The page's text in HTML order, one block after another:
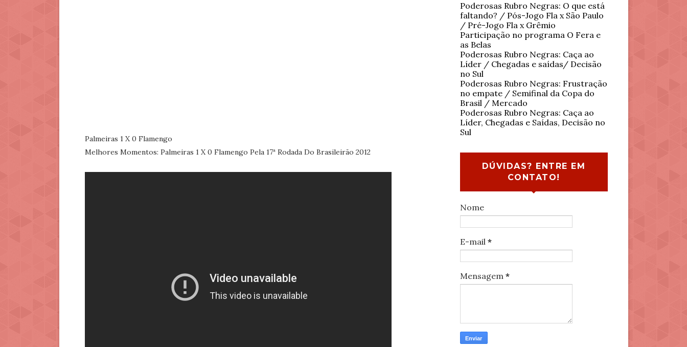
Palmeiras 1 X 0 Flamengo
Melhores Momentos: Palmeiras 1 X 0 Flamengo Pela 17ª Rodada Do Brasileirão 2012
Poderosas Rubro Negras: O que está
faltando? / Pós-Jogo Fla x São Paulo
/ Pré-Jogo Fla x Grêmio
Participação no programa O Fera e
as Belas
Poderosas Rubro Negras: Caça ao
Líder / Chegadas e saídas/ Decisão
no Sul
Poderosas Rubro Negras: Frustração
no empate / Semifinal da Copa do
Brasil / Mercado
Poderosas Rubro Negras: Caça ao
Líder, Chegadas e Saídas, Decisão no
Sul
DÚVIDAS? ENTRE EM
CONTATO!
Nome
E-mail *
Mensagem *